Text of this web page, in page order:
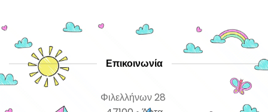
Επικοινωνία
Φιλελλήνων 28